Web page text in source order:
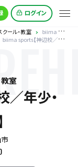
ログイン
クール・教室
biima sports【神辺校／年少・年中コース】
biima sports【神辺校／年少・年中コース】
室
年少・